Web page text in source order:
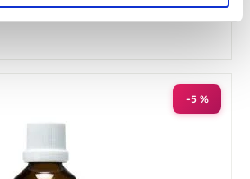
-5 %